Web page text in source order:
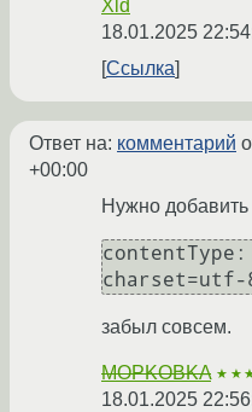
Xld
18.01.2025
Ссылка
Ответ на: комментарий
+00:00
Нужно
забыл совсем.
MOPKOBKA
18.01.2025